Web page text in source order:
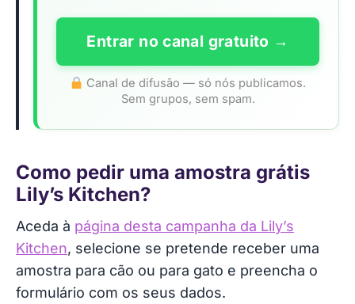
Entrar no canal gratuito →
Canal de difusão — só nós publicamos.
Sem grupos, sem spam.
Como pedir uma amostra grátis
Lily’s Kitchen?
Aceda à página desta campanha da Lily’s
Kitchen, selecione se pretende receber uma
amostra para cão ou para gato e preencha o
formulário com os seus dados.